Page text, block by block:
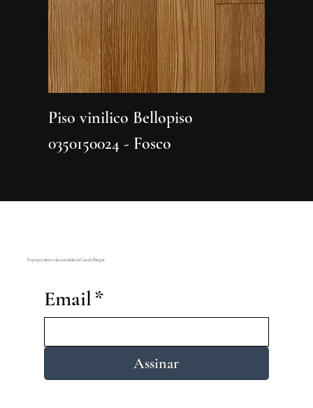
Piso vinilico Bellopiso
0350150024 - Fosco
Email*
Assinar
Fique por dentro das novidades da Casa do Parquet